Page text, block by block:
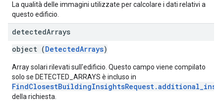
La qualità delle immagini utilizzate per calcolare i dati relativi a
questo edificio.
detectedArrays
object (DetectedArrays)
Array solari rilevati sull'edificio. Questo campo viene compilato
solo se DETECTED_ARRAYS è incluso in
della richiesta.